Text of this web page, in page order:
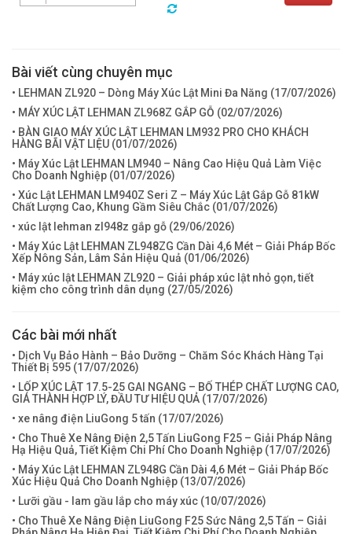
Bài viết cùng chuyên mục
• LEHMAN ZL920 – Dòng Máy Xúc Lật Mini Đa Năng (17/07/2026)
• MÁY XÚC LẬT LEHMAN ZL968Z GẮP GỖ (02/07/2026)
• BÀN GIAO MÁY XÚC LẬT LEHMAN LM932 PRO CHO KHÁCH
HÀNG BÃI VẬT LIỆU (01/07/2026)
• Máy Xúc Lật LEHMAN LM940 – Nâng Cao Hiệu Quả Làm Việc
Cho Doanh Nghiệp (01/07/2026)
• Xúc Lật LEHMAN LM940Z Seri Z – Máy Xúc Lật Gắp Gỗ 81kW
Chất Lượng Cao, Khung Gầm Siêu Chắc (01/07/2026)
• xúc lật lehman zl948z gắp gỗ (29/06/2026)
• Máy Xúc Lật LEHMAN ZL948ZG Cần Dài 4,6 Mét – Giải Pháp Bốc
Xếp Nông Sản, Lâm Sản Hiệu Quả (01/06/2026)
• Máy xúc lật LEHMAN ZL920 – Giải pháp xúc lật nhỏ gọn, tiết
kiệm cho công trình dân dụng (27/05/2026)
Các bài mới nhất
• Dịch Vụ Bảo Hành – Bảo Dưỡng – Chăm Sóc Khách Hàng Tại
Thiết Bị 595 (17/07/2026)
• LỐP XÚC LẬT 17.5-25 GAI NGANG – BỐ THÉP CHẤT LƯỢNG CAO,
GIÁ THÀNH HỢP LÝ, ĐẦU TƯ HIỆU QUẢ (17/07/2026)
• xe nâng điện LiuGong 5 tấn (17/07/2026)
• Cho Thuê Xe Nâng Điện 2,5 Tấn LiuGong F25 – Giải Pháp Nâng
Hạ Hiệu Quả, Tiết Kiệm Chi Phí Cho Doanh Nghiệp (17/07/2026)
• Máy Xúc Lật LEHMAN ZL948G Cần Dài 4,6 Mét – Giải Pháp Bốc
Xúc Hiệu Quả Cho Doanh Nghiệp (13/07/2026)
• Lưỡi gầu - lam gầu lắp cho máy xúc (10/07/2026)
• Cho Thuê Xe Nâng Điện LiuGong F25 Sức Nâng 2,5 Tấn – Giải